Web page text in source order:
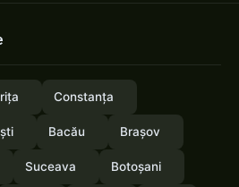
Constanța
Bacău Brașov
Suceava Botoșani